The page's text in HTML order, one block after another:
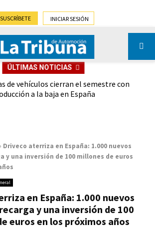
SUSCRÍBETE INICIAR SESIÓN
ÚLTIMAS NOTICIAS
de vehículos cierran el semestre con
a la baja en España
Driveco aterriza en España: 1.000 nuevos
y una inversión de 100 millones de euros
en España: 1.000 nuevos
y una inversión de 100
euros en los próximos años